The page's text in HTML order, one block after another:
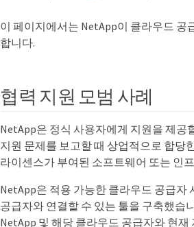
이 페이지에서는 NetApp이 클라우드 공
합니다.
협력 지원 모범 사례
NetApp은 정식 사용자에게 지원을 제공
지원 문제를 보고할 때 상업적으로 합당
라이센스가 부여된 소프트웨어 또는 인
NetApp은 적용 가능한 클라우드 공급자
공급자와 연결할 수 있는 툴을 구축했습
NetApp 및 해당 클라우드 공급자와 현